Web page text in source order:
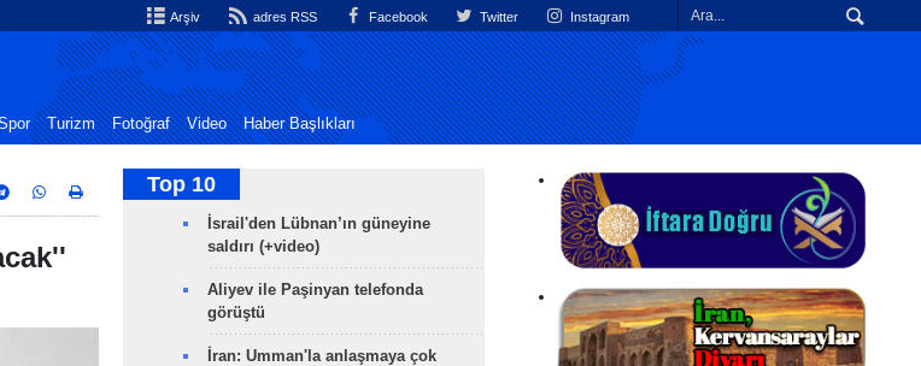
Arşiv adres RSS Facebook Twitter Instagram
Turizm Fotoğraf Video Haber Başlıkları
Top 10
İsrail'den Lübnan’ın güneyine
saldırı (+video)
Aliyev ile Paşinyan telefonda
görüştü
İran: Umman'la anlaşmaya çok